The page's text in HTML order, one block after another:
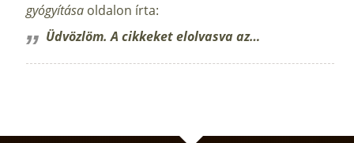
gyógyítása oldalon írta:
Üdvözlöm. A cikkeket elolvasva az…